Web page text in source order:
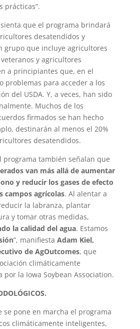
prácticas”.
que el programa brindará
desatendidos y
grupo que incluye agricultores
y agricultores
a principiantes que, en el
problemas para acceder a los
del USDA. Y, a veces, han sido
Muchos de los
firmados se han hecho
destinarán al menos el 20%
desatendidos.
programa también señalan que
van más allá de aumentar
y reducir los gases de efecto
campos agrícolas. Al alentar a
la labranza, plantar
y tomar otras medidas,
la calidad del agua. Estamos
”, manifiesta Adam Kiel,
de AgOutcomes, que
climáticamente
la Iowa Soybean Association.
se pone en marcha el programa
climáticamente inteligentes,